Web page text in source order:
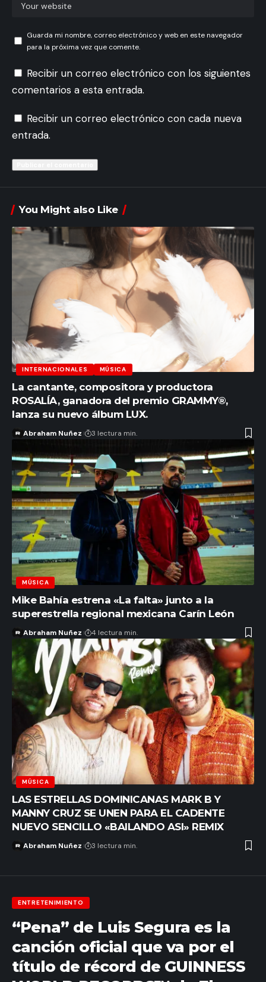
Guarda mi nombre, correo electrónico y web en este navegador
para la próxima vez que comente.
Recibir un correo electrónico con los siguientes
comentarios a esta entrada.
Recibir un correo electrónico con cada nueva
entrada.
You Might also Like
INTERNACIONALES MÚSICA
La cantante, compositora y productora
ROSALÍA, ganadora del premio GRAMMY®,
lanza su nuevo álbum LUX.
Abraham Nuñez 3 lectura min.
MÚSICA
Mike Bahía estrena «La falta» junto a la
superestrella regional mexicana Carín León
Abraham Nuñez 4 lectura min.
MÚSICA
LAS ESTRELLAS DOMINICANAS MARK B Y
MANNY CRUZ SE UNEN PARA EL CADENTE
NUEVO SENCILLO «BAILANDO ASI» REMIX
Abraham Nuñez 3 lectura min.
ENTRETENIMIENTO
“Pena” de Luis Segura es la
canción oficial que va por el
título de récord de GUINNESS